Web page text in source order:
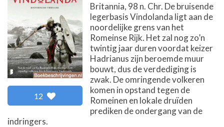
12
Britannia, 98 n. Chr. De bruisende
legerbasis Vindolanda ligt aan de
noordelijke grens van het
Romeinse Rijk. Het zal nog zo’n
twintig jaar duren voordat keizer
Hadrianus zijn beroemde muur
bouwt, dus de verdediging is
zwak. De omringende volkeren
komen in opstand tegen de
Romeinen en lokale druïden
prediken de ondergang van de
indringers.